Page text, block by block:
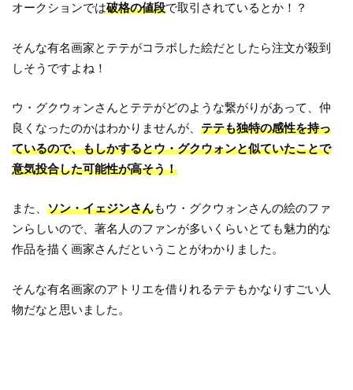
オークションでは破格の値段で取引されているとか！？
そんな有名画家とテテがコラボした絵だとしたら注文が殺到
しそうですよね！
ウ・グクウォンさんとテテがどのような繋がりがあって、仲
良くなったのかはわかりませんが、テテも独特の感性を持っ
ているので、もしかするとウ・グクウォンと似ていたことで
意気投合した可能性が高そう！
また、ソン・イェジンさんもウ・グクウォンさんの絵のファ
ンらしいので、著名人のファンが多いくらいとても魅力的な
作品を描く画家さんだということがわかりました。
そんな有名画家のアトリエを借りれるテテもかなりすごい人
物だなと思いました。